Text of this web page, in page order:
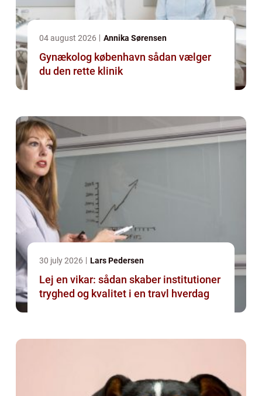
04 august 2026 Annika Sørensen
Gynækolog københavn sådan vælger
du den rette klinik
30 july 2026 Lars Pedersen
Lej en vikar: sådan skaber institutioner
tryghed og kvalitet i en travl hverdag